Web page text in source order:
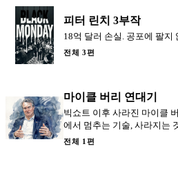
피터 린치 3부작
18억 달러 손실. 공포에 팔지
전체 3편
마이클 버리 연대기
빅쇼트 이후 사라진 마이클
에서 멈추는 기술, 사라지는
교훈.
전체 1편